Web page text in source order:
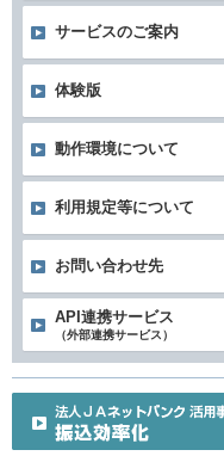
サービスのご案内
体験版
動作環境について
利用規定等について
お問い合わせ先
API連携サービス
（外部連携サービス）